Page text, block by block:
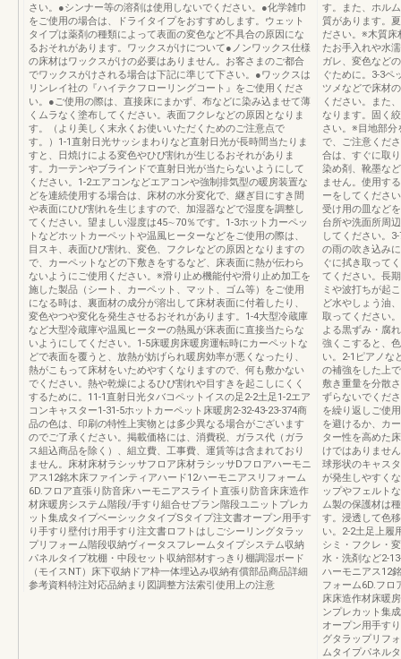
さい。●シンナー等の溶剤は使用しないでください。●化学雑巾
をご使用の場合は、ドライタイプをおすすめします。ウェット
タイプは薬剤の種類によって表面の変色など不具合の原因にな
るおそれがあります。ワックスがけについて●ノンワックス仕様
の床材はワックスがけの必要はありません。お客さまのご都合
でワックスがけされる場合は下記に準じて下さい。●ワックスは
リンレイ社の『ハイテクフローリングコート』をご使用くださ
い。●ご使用の際は、直接床にまかず、布などに染み込ませて薄
くムラなく塗布してください。表面フクレなどの原因となりま
す。（より美しく末永くお使いいただくためのご注意点で
す。）1-1直射日光サッシまわりなど直射日光が長時間当たりま
すと、日焼けによる変色やひび割れが生じるおそれがありま
す。力一テンやブラインドで直射日光が当たらないようにして
ください。1-2エアコンなどエアコンや強制排気型の暖房装置な
どを連続使用する場合は、床材の水分変化で、継ぎ目にすき間
や表面にひび割れを生じますので、加湿器などで湿度を調整し
てください。望ましい湿度は45∼70％です。1-3ホット力ーペッ
トなどホットカーペットや温風ヒーターなどをご使用の際は、
目スキ、表面ひび割れ、変色、フクレなどの原因となりますの
で、カーペットなどの下敷きをするなど、床表面に熱が伝わら
ないようにご使用ください。※滑り止め機能付や滑り止め加工を
施した製品（シート、カーペット、マット、ゴム等）をご使用
になる時は、裏面材の成分が溶出して床材表面に付着したり、
変色やつや変化を発生させるおそれがあります。1-4大型冷蔵庫
など大型冷蔵庫や温風ヒーターの熱風が床表面に直接当たらな
いようにしてください。1-5床暖房床暖房運転時にカーペットな
どで表面を覆うと、放熱が妨げられ暖房効率が悪くなったり、
熱がこもって床材をいためやすくなりますので、何も敷かない
でください。熱や乾燥によるひび割れや目すきを起こしにくく
するために。11-1直射日光タバコペットイスの足2-2土足1-2エア
コンキャスター1-31-5ホットカーペット床暖房2-32-43-23-374商
品の色は、印刷の特性上実物とは多少異なる場合がございます
のでご了承ください。掲載価格には、消費税、ガラス代（ガラ
ス組込商品を除く）、組立費、工事費、運賃等は含まれており
ません。床材床材ラシッサフロア床材ラシッサDフロアハーモニ
アス12銘木床ファインティアハード12ハーモニアスリフォーム
6D.フロア直張り防音床ハーモニアスライト直張り防音床床造作
材床暖房システム階段/手すり組合せプラン階段ユニットプレカ
ット集成タイプベーシックタイプSタイプ注文書オープン用手す
り手すり壁付け用手すり注文書ロフトはしごシーリングタラッ
プリフォーム階段収納ヴィータスフレームタイプシステム収納
パネルタイプ枕棚・中段セット収納部材すっきり棚調湿ボード
（モイスNT）床下収納ドア枠一体埋込み収納有償部品商品詳細
参考資料特注対応品納まり図調整方法索引使用上の注意
す。また、ホル
質があります。
ださい。※木質床
たお手入れや水
ガレ、変色など
ぐために。3-3ペ
ツメなどで床材
ください。また
なります。固く
さい。※目地部分
で、ご注意くだ
合は、すぐに取
染め剤、靴墨な
ません。使用す
ーをしてくださ
受け用の皿など
台所や洗面所周
してください。
の雨の吹き込み
ぐに拭き取って
てください。長
ミや波打ちが起
ど水やしょう油
取ってください
よる黒ずみ・腐
強くこすると、
い。2-1ピアノな
の補強をした上
敷き重量を分散
ずらないでくだ
を繰り返しご使
を避けるか、カ
ター性を高めた
けではありませ
球形状のキャス
が発生しやすく
ップやフェルト
ム製の保護材は
す。浸透して色
い。2-2土足上履
シミ・フクレ・
水・洗剤など2-
ハーモニアス12
フォーム6D.フロ
床床造作材床暖
ンプレカット集
オープン用手す
グタラップリフ
ムタイプパネル